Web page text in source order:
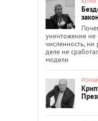
уничтожение не
численность,
деле не
модели